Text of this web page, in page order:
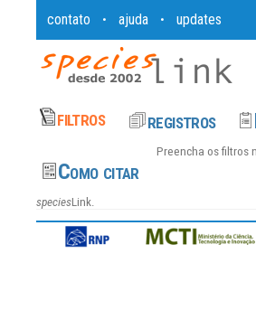
contato • ajuda • updates
Preencha os filtros
speciesLink.